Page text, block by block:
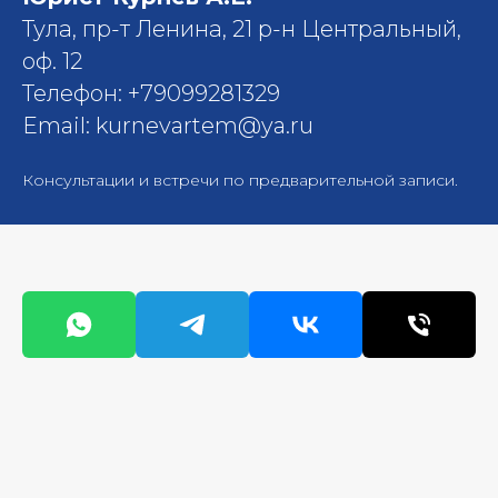
Тула, пр-т Ленина, 21 р-н Центральный,
оф. 12
Телефон: +79099281329
Email: kurnevartem@ya.ru
Консультации и встречи по предварительной записи.